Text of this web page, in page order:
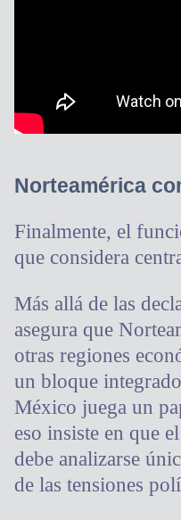
Norteamérica
Finalmente, el
que considera
Más allá de las
asegura que
otras regiones
un bloque
México juega un
eso insiste en que
debe analizarse
de las tensiones